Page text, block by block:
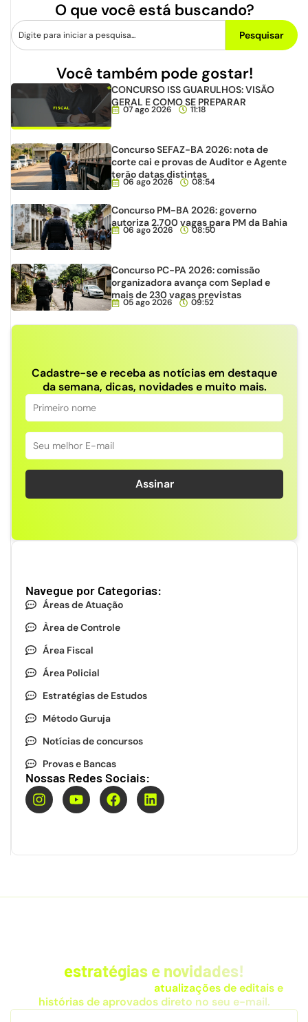
O que você está buscando?
Pesquisar
Você também pode gostar!
CONCURSO ISS GUARULHOS: VISÃO
GERAL E COMO SE PREPARAR
07 ago 2026 11:18
Concurso SEFAZ-BA 2026: nota de
corte cai e provas de Auditor e Agente
terão datas distintas
06 ago 2026 08:54
Concurso PM-BA 2026: governo
autoriza 2.700 vagas para PM da Bahia
06 ago 2026 08:50
Concurso PC-PA 2026: comissão
organizadora avança com Seplad e
mais de 230 vagas previstas
05 ago 2026 09:52
Cadastre-se e receba as notícias em destaque
da semana, dicas, novidades e muito mais.
Assinar
Navegue por Categorias:
Áreas de Atuação
Àrea de Controle
Área Fiscal
Área Policial
Estratégias de Estudos
Método Guruja
Notícias de concursos
Provas e Bancas
Nossas Redes Sociais:
estratégias e novidades!
atualizações de editais e
histórias de aprovados direto no seu e-mail.